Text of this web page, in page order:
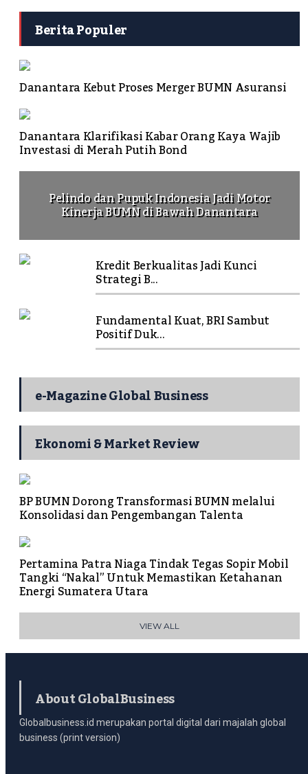
Berita Populer
Danantara Kebut Proses Merger BUMN Asuransi
Danantara Klarifikasi Kabar Orang Kaya Wajib
Investasi di Merah Putih Bond
Pelindo dan Pupuk Indonesia Jadi Motor
Kinerja BUMN di Bawah Danantara
Kredit Berkualitas Jadi Kunci
Strategi B...
Fundamental Kuat, BRI Sambut
Positif Duk...
e-Magazine Global Business
Ekonomi & Market Review
BP BUMN Dorong Transformasi BUMN melalui
Konsolidasi dan Pengembangan Talenta
Pertamina Patra Niaga Tindak Tegas Sopir Mobil
Tangki “Nakal” Untuk Memastikan Ketahanan
Energi Sumatera Utara
VIEW ALL
About GlobalBusiness
Globalbusiness.id merupakan portal digital dari majalah global
business (print version)